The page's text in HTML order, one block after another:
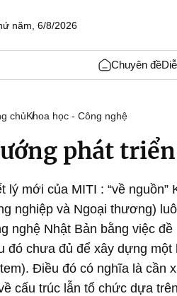
năm, 6/8/2026
Chuyên đề
chủKhoa học - Công nghệ
phát
lý mới của MITI : “về
nghiệp và Ngoại thương)
nghệ Nhật Bản bằng việc
đó chưa đủ để xây dựng một
Điều đó có nghĩa là cần
cấu trúc lẫn tổ chức dựa